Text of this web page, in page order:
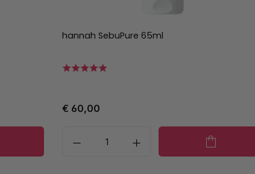
hannah SebuPure 65ml
€ 60,00